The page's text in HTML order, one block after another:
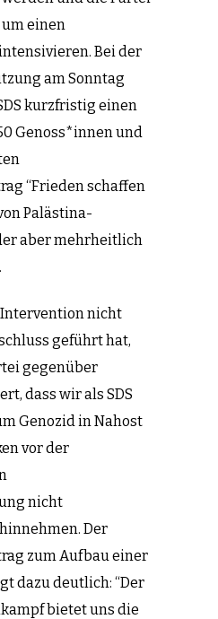
einen
Bei der
am Sonntag
kurzfristig einen
Genoss*innen und
“Frieden schaffen
Palästina-
aber mehrheitlich
nicht
geführt hat,
gegenüber
dass wir als SDS
Genozid in Nahost
vor der
nicht
Der
zum Aufbau einer
dazu deutlich: “Der
bietet uns die